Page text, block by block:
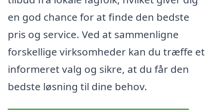
en god chance for at finde den bedste
pris og service. Ved at sammenligne
forskellige virksomheder kan du træffe et
informeret valg og sikre, at du får den
bedste løsning til dine behov.